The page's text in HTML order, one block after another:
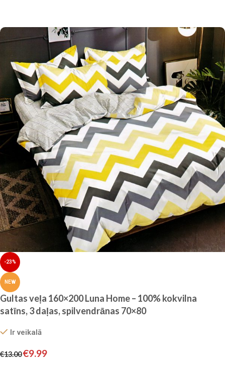
-23%
NEW
Gultas veļa 160×200 Luna Home – 100% kokvilna
satīns, 3 daļas, spilvendrānas 70×80
Ir veikalā
€13.00€9.99